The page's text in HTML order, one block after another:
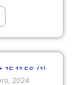
2024